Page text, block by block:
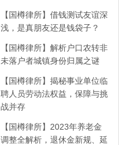
【国樽律所】借钱测试友谊深
浅，是真朋友还是钱袋子？
【国樽律所】解析户口农转非
未落户者城镇身份归属之谜
【国樽律所】揭秘事业单位临
聘人员劳动法权益，保障与挑
战并存
【国樽律所】2023年养老金
调整全解析，退休金新规、延